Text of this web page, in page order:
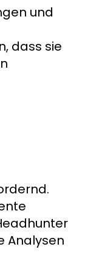
und
dass sie
Analysen